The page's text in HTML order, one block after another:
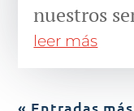
nuestros
leer más